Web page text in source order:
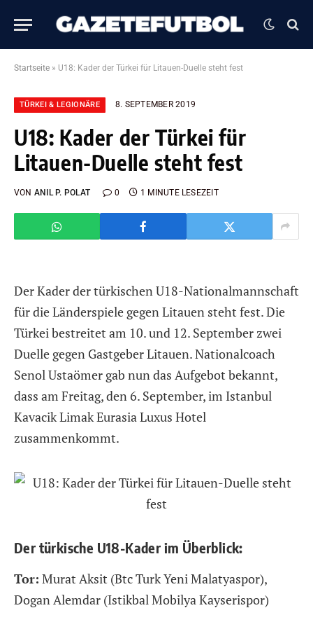
Startseite » U18: Kader der Türkei für Litauen-Duelle steht fest
TÜRKEI & LEGIONÄRE 8. SEPTEMBER 2019
U18: Kader der Türkei für
Litauen-Duelle steht fest
VON ANIL P. POLAT 0 1 MINUTE LESEZEIT
Der Kader der türkischen U18-Nationalmannschaft
für die Länderspiele gegen Litauen steht fest. Die
Türkei bestreitet am 10. und 12. September zwei
Duelle gegen Gastgeber Litauen. Nationalcoach
Senol Ustaömer gab nun das Aufgebot bekannt,
dass am Freitag, den 6. September, im Istanbul
Kavacik Limak Eurasia Luxus Hotel
zusammenkommt.
Der türkische U18-Kader im Überblick:
Tor: Murat Aksit (Btc Turk Yeni Malatyaspor),
Dogan Alemdar (Istikbal Mobilya Kayserispor)